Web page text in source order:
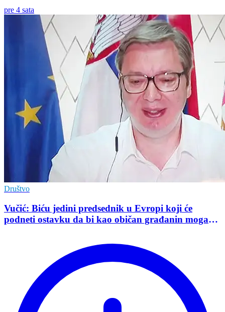
pre 4 sata
Društvo
Vučić: Biću jedini predsednik u Evropi koji će
podneti ostavku da bi kao običan građanin mogao